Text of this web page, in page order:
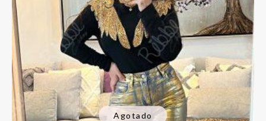
Agotado